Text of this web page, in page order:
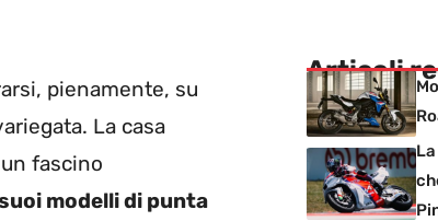
pienamente, su
La casa
fascino
modelli di punta
Articoli